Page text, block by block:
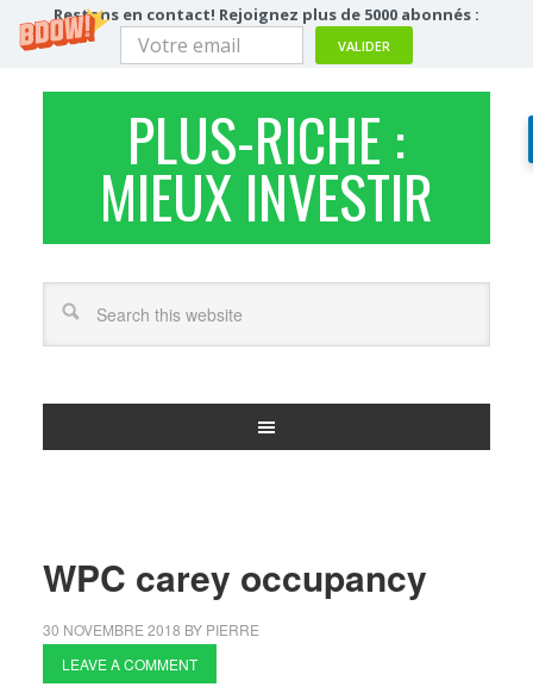
Restons en contact! Rejoignez plus de 5000 abonnés :
VALIDER
PLUS-RICHE :
MIEUX INVESTIR
WPC carey occupancy
30 NOVEMBRE 2018 BY PIERRE
LEAVE A COMMENT